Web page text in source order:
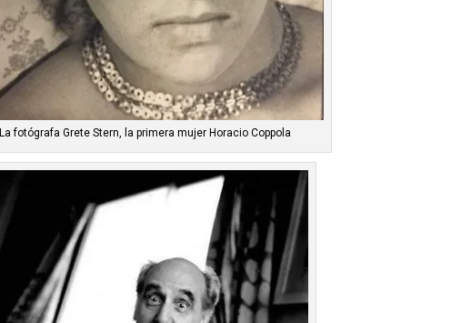
La fotógrafa Grete Stern, la primera mujer Horacio Coppola